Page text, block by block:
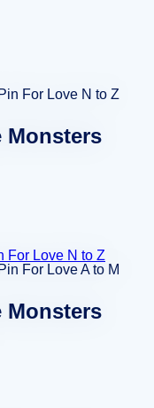
Monsters
For Love N to Z
Monsters